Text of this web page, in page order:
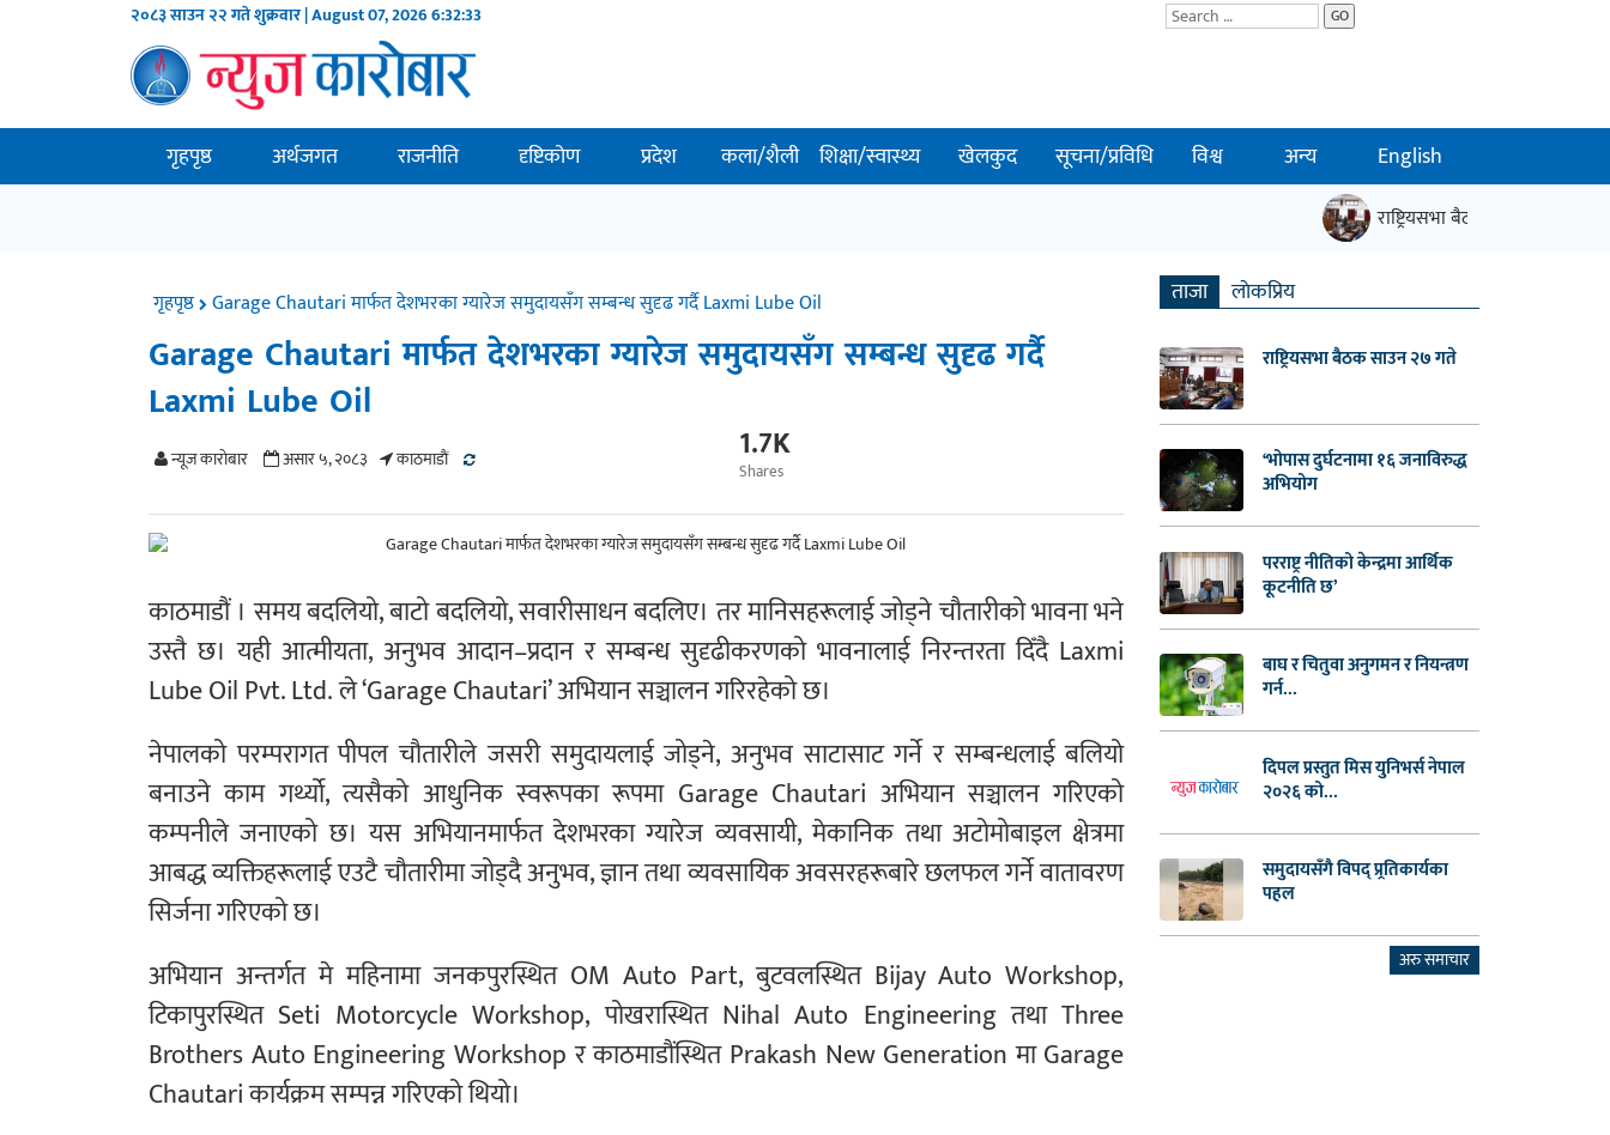
२०८३ साउन २२ गते शुक्रवार | August 07, 20266:32:34 GO
गृहपृष्ठ अर्थजगत राजनीति दृष्टिकोण प्रदेश कला/शैली शिक्षा/स्वास्थ्य खेलकुद सूचना/प्रविधि विश्व अन्य English
राष्ट्रियसभा बैठक साउन २७ गते
गृहपृष्ठ Garage Chautari मार्फत देशभरका ग्यारेज समुदायसँग सम्बन्ध सुदृढ गर्दै Laxmi Lube Oil
Garage Chautari मार्फत देशभरका ग्यारेज समुदायसँग सम्बन्ध सुदृढ गर्दै
Laxmi Lube Oil
न्यूज काराेबार असार ५, २०८३ काठमाडाैं 1.7K
Shares
काठमाडौं । समय बदलियो, बाटो बदलियो, सवारीसाधन बदलिए। तर मानिसहरूलाई जोड्ने चौतारीको भावना भने
उस्तै छ। यही आत्मीयता, अनुभव आदान–प्रदान र सम्बन्ध सुदृढीकरणको भावनालाई निरन्तरता दिँदै Laxmi
Lube Oil Pvt. Ltd. ले ‘Garage Chautari’ अभियान सञ्चालन गरिरहेको छ।
नेपालको परम्परागत पीपल चौतारीले जसरी समुदायलाई जोड्ने, अनुभव साटासाट गर्ने र सम्बन्धलाई बलियो
बनाउने काम गर्थ्यो, त्यसैको आधुनिक स्वरूपका रूपमा Garage Chautari अभियान सञ्चालन गरिएको
कम्पनीले जनाएको छ। यस अभियानमार्फत देशभरका ग्यारेज व्यवसायी, मेकानिक तथा अटोमोबाइल क्षेत्रमा
आबद्ध व्यक्तिहरूलाई एउटै चौतारीमा जोड्दै अनुभव, ज्ञान तथा व्यवसायिक अवसरहरूबारे छलफल गर्ने वातावरण
सिर्जना गरिएको छ।
अभियान अन्तर्गत मे महिनामा जनकपुरस्थित OM Auto Part, बुटवलस्थित Bijay Auto Workshop,
टिकापुरस्थित Seti Motorcycle Workshop, पोखरास्थित Nihal Auto Engineering तथा Three
Brothers Auto Engineering Workshop र काठमाडौंस्थित Prakash New Generation मा Garage
Chautari कार्यक्रम सम्पन्न गरिएको थियो।
ताजा लाेकप्रिय
राष्ट्रियसभा बैठक साउन २७ गते
‘भोपास दुर्घटनामा १६ जनाविरुद्ध
अभियोग
परराष्ट्र नीतिको केन्द्रमा आर्थिक
कूटनीति छ’
बाघ र चितुवा अनुगमन र नियन्त्रण
गर्न...
दिपल प्रस्तुत मिस युनिभर्स नेपाल
२०२६ को...
समुदायसँगै विपद् प्र्रतिकार्यका
पहल
अरु समाचार